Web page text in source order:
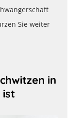
Sie weiter
in
ist